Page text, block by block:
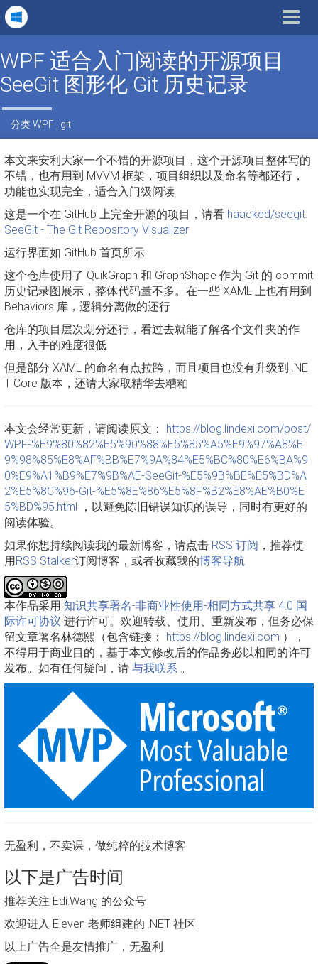
Toggle
WPF 适合入门阅读的开源项目
SeeGit 图形化 Git 历史记录
分类WPF git
本文来安利大家一个不错的开源项目，这个开源项目整体写的
不错，也有用到 MVVM 框架，项目组织以及命名等都还行，
功能也实现完全，适合入门级阅读
这是一个在 GitHub 上完全开源的项目，请看 haacked/seegit:
SeeGit - The Git Repository Visualizer
运行界面如 GitHub 首页所示
这个仓库使用了 QuikGraph 和 GraphShape 作为 Git 的 commit
历史记录图展示，整体代码量不多。在一些 XAML 上也有用到
Behaviors 库，逻辑分离做的还行
仓库的项目层次划分还行，看过去就能了解各个文件夹的作
用，入手的难度很低
但是部分 XAML 的命名有点拉跨，而且项目也没有升级到 .NE
T Core 版本，还请大家取精华去糟粕
本文会经常更新，请阅读原文： https://blog.lindexi.com/post/
WPF-%E9%80%82%E5%90%88%E5%85%A5%E9%97%A8%E
9%98%85%E8%AF%BB%E7%9A%84%E5%BC%80%E6%BA%9
0%E9%A1%B9%E7%9B%AE-SeeGit-%E5%9B%BE%E5%BD%A
2%E5%8C%96-Git-%E5%8E%86%E5%8F%B2%E8%AE%B0%E
5%BD%95.html ，以避免陈旧错误知识的误导，同时有更好的
阅读体验。
如果你想持续阅读我的最新博客，请点击 RSS 订阅 ，推荐使
用RSS Stalker订阅博客，或者收藏我的博客导航
本作品采用 知识共享署名-非商业性使用-相同方式共享 4.0 国
际许可协议 进行许可。欢迎转载、使用、重新发布，但务必保
留文章署名林德熙（包含链接： https://blog.lindexi.com ），
不得用于商业目的，基于本文修改后的作品务必以相同的许可
发布。如有任何疑问，请 与我联系 。
无盈利，不卖课，做纯粹的技术博客
以下是广告时间
推荐关注 Edi.Wang 的公众号
欢迎进入 Eleven 老师组建的 .NET 社区
以上广告全是友情推广，无盈利